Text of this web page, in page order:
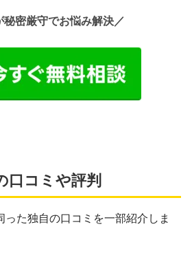
秘密厳守でお悩み解決／
口コミや評判
った独自の口コミを一部紹介しま